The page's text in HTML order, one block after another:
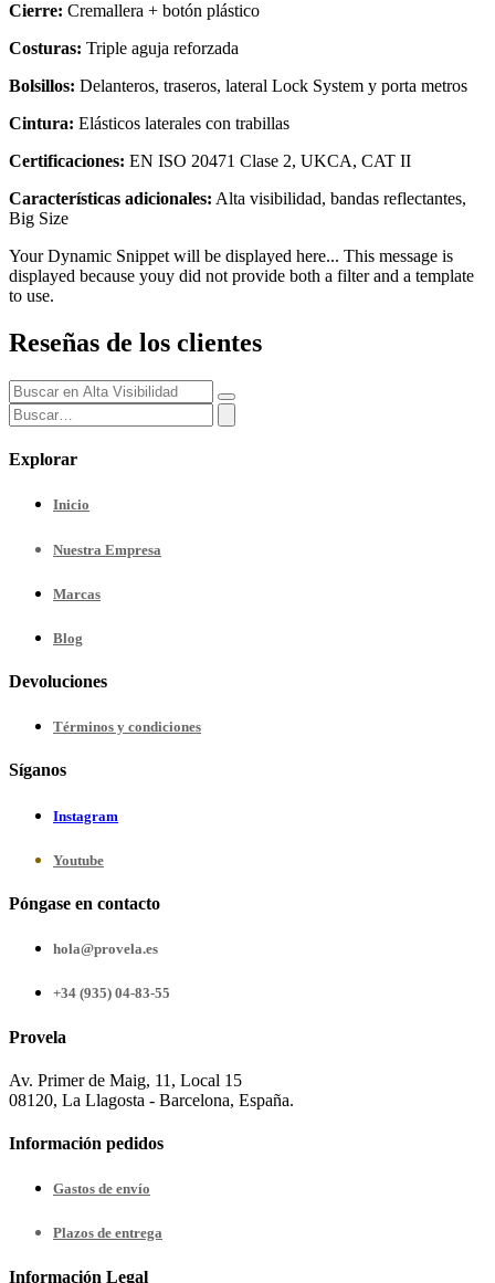
Cierre: Cremallera + botón plástico
Costuras: Triple aguja reforzada
Bolsillos: Delanteros, traseros, lateral Lock System y porta metros
Cintura: Elásticos laterales con trabillas
Certificaciones: EN ISO 20471 Clase 2, UKCA, CAT II
Características adicionales: Alta visibilidad, bandas reflectantes,
Big Size
Your Dynamic Snippet will be displayed here... This message is
displayed because youy did not provide both a filter and a template
to use.
Reseñas de los clientes
Explorar
Inicio
Nuestra Empresa
Marcas
Blog
Devoluciones
Términos y condiciones
Síganos
Instagram
Youtube
Póngase en contacto
hola@provela.es
+34 (935) 04-83-55
Provela
Av. Primer de Maig, 11, Local 15
08120, La Llagosta - Barcelona, España.
Información pedidos
Gastos de envío
Plazos de entrega
Información Legal